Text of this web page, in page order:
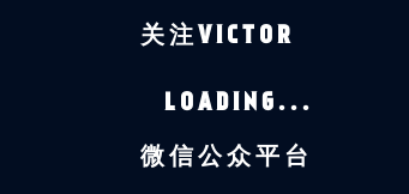
关注VICTOR
LOADING...
微信公众平台